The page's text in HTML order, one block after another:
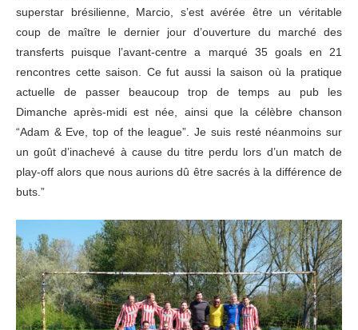
superstar brésilienne, Marcio, s’est avérée être un véritable
coup de maître le dernier jour d’ouverture du marché des
transferts puisque l’avant-centre a marqué 35 goals en 21
rencontres cette saison. Ce fut aussi la saison où la pratique
actuelle de passer beaucoup trop de temps au pub les
Dimanche après-midi est née, ainsi que la célèbre chanson
“Adam & Eve, top of the league”. Je suis resté néanmoins sur
un goût d’inachevé à cause du titre perdu lors d’un match de
play-off alors que nous aurions dû être sacrés à la différence de
buts.”